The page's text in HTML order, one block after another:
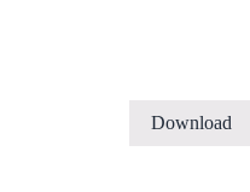
Download